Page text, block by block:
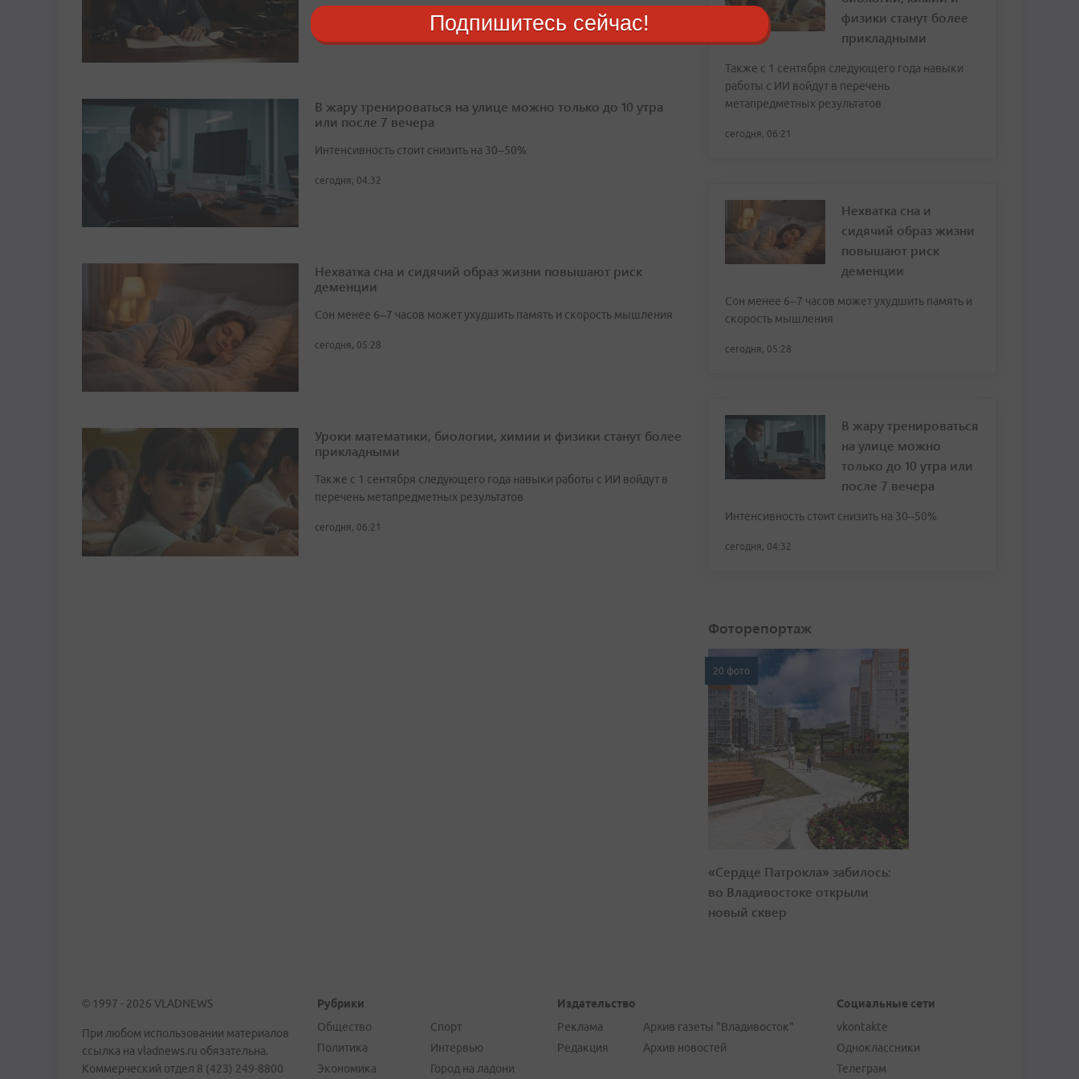
В жару тренироваться на улице можно только до 10 утра
или после 7 вечера
Интенсивность стоит снизить на 30–50%
сегодня, 04:32
Нехватка сна и сидячий образ жизни повышают риск
деменции
Сон менее 6–7 часов может ухудшить память и скорость мышления
сегодня, 05:28
Уроки математики, биологии, химии и физики станут более
прикладными
Также с 1 сентября следующего года навыки работы с ИИ войдут в
перечень метапредметных результатов
сегодня, 06:21
физики станут более
прикладными
Также с 1 сентября следующего года навыки
работы с ИИ войдут в перечень
метапредметных результатов
сегодня, 06:21
Нехватка сна и
сидячий образ жизни
повышают риск
деменции
Сон менее 6–7 часов может ухудшить память и
скорость мышления
сегодня, 05:28
В жару тренироваться
на улице можно
только до 10 утра или
после 7 вечера
Интенсивность стоит снизить на 30–50%
сегодня, 04:32
Фоторепортаж
20 фото
«Сердце Патрокла» забилось:
во Владивостоке открыли
новый сквер
© 1997 - 2026 VLADNEWS
При любом использовании материалов
ссылка на vladnews.ru обязательна.
Коммерческий отдел 8 (423) 249-8800
Рубрики
Общество
Политика
Экономика
Спорт
Интервью
Город на ладони
Издательство
Реклама
Редакция
Архив газеты "Владивосток"
Архив новостей
Социальные сети
vkontakte
Одноклассники
Телеграм
Подпишитесь сейчас!